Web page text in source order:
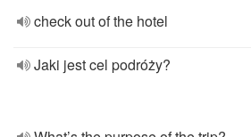
check out of the hotel
Jaki jest cel podróży?